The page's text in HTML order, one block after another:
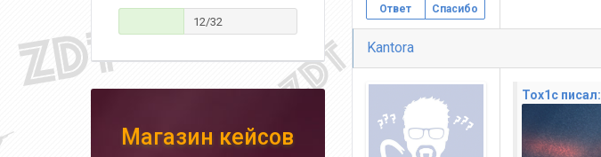
Ответ Спасибо
Kantora
Tox1c писал:
12/32
Магазин кейсов